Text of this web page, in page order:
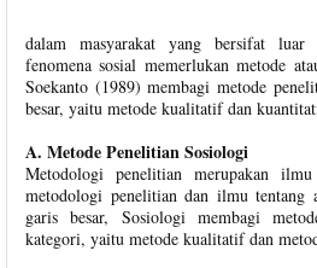
dalam masyarakat yang bersifat luar
fenomena sosial memerlukan metode
Soekanto (1989) membagi metode
besar, yaitu metode kualitatif dan
A. Metode Penelitian Sosiologi
Metodologi penelitian merupakan
metodologi penelitian dan ilmu tentang
garis besar, Sosiologi membagi
kategori, yaitu metode kualitatif dan